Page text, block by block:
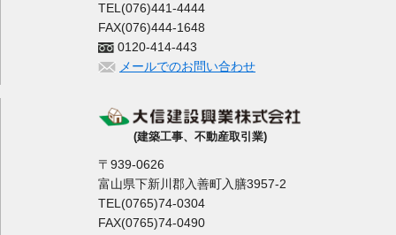
TEL(076)441-4444
FAX(076)444-1648
0120-414-443
メールでのお問い合わせ
(建築工事、不動産取引業)
〒939-0626
富山県下新川郡入善町入膳3957-2
TEL(0765)74-0304
FAX(0765)74-0490